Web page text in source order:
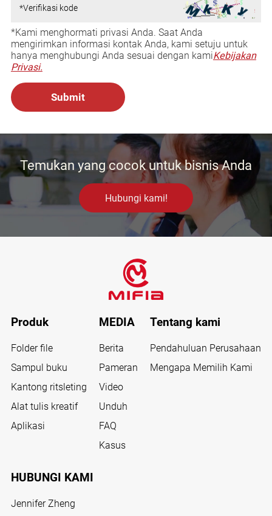
*Kami menghormati privasi Anda. Saat Anda
mengirimkan informasi kontak Anda, kami setuju untuk
hanya menghubungi Anda sesuai dengan kamiKebijakan
Privasi.
Temukan yang cocok untuk bisnis Anda
Hubungi kami!
Produk
Folder file
Sampul buku
Kantong ritsleting
Alat tulis kreatif
Aplikasi
MEDIA
Berita
Pameran
Video
Unduh
FAQ
Kasus
Tentang kami
Pendahuluan Perusahaan
Mengapa Memilih Kami
HUBUNGI KAMI
Jennifer Zheng